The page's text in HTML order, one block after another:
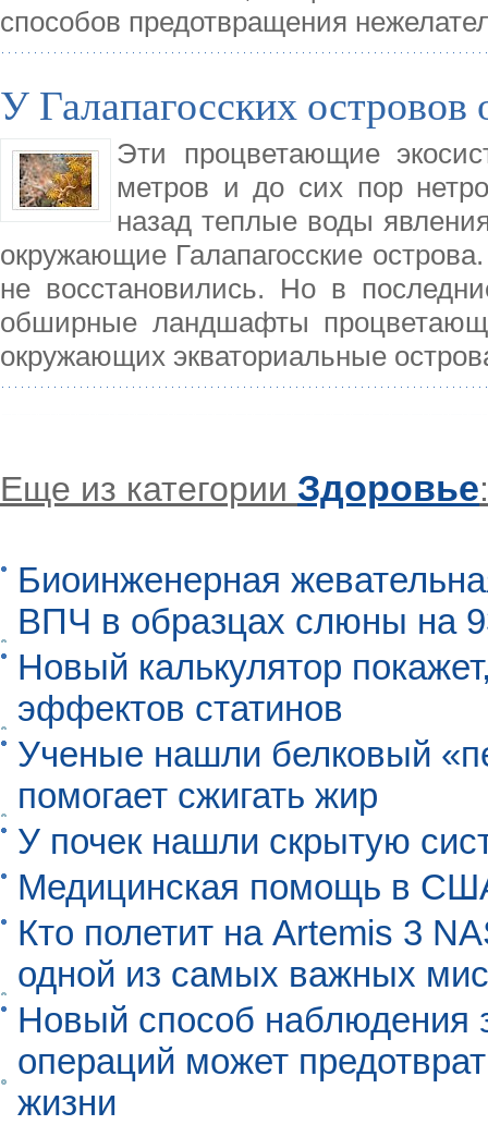
способов предотвращения
У Галапагосских
Эти процветающие
метров и до сих пор
назад теплые воды
окружающие Галапагосские
не восстановились. Но в
обширные ландшафты
окружающих экваториальные
Еще из категории Здоровье:
Биоинженерная
ВПЧ в образцах слюны на
Новый калькулятор
эффектов статинов
Ученые нашли белковый
помогает сжигать жир
У почек нашли скрытую
Медицинская помощь в
Кто полетит на Artemis 3
одной из самых важных
Новый способ наблюдения
операций может
жизни